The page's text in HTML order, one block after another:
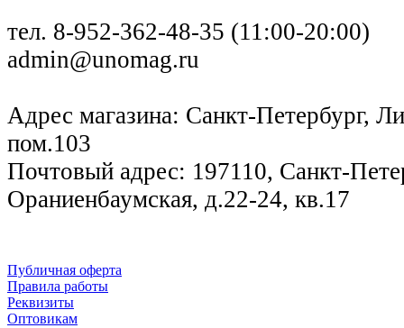
тел. 8-952-362-48-35 (11:00-20:00)
admin@unomag.ru
Адрес магазина: Санкт-Петербург,
пом.103
Почтовый адрес: 197110, Санкт-
Ораниенбаумская, д.22-24, кв.17
Публичная оферта
Правила работы
Реквизиты
Оптовикам